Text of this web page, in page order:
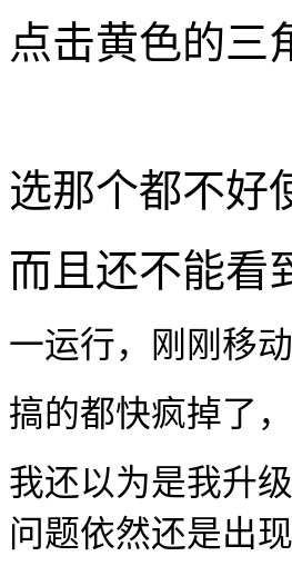
点击黄色的三
选那个都不好
而且还不能看
一运行，刚刚移
搞的都快疯掉了
我还以为是我升
问题依然还是出现